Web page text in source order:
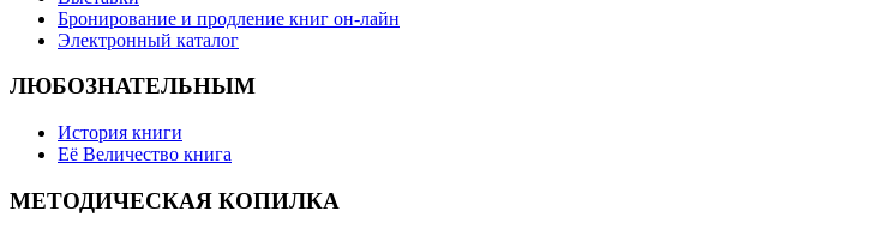
Бронирование и продление книг он-лайн
Электронный каталог
ЛЮБОЗНАТЕЛЬНЫМ
История книги
Её Величество книга
МЕТОДИЧЕСКАЯ КОПИЛКА